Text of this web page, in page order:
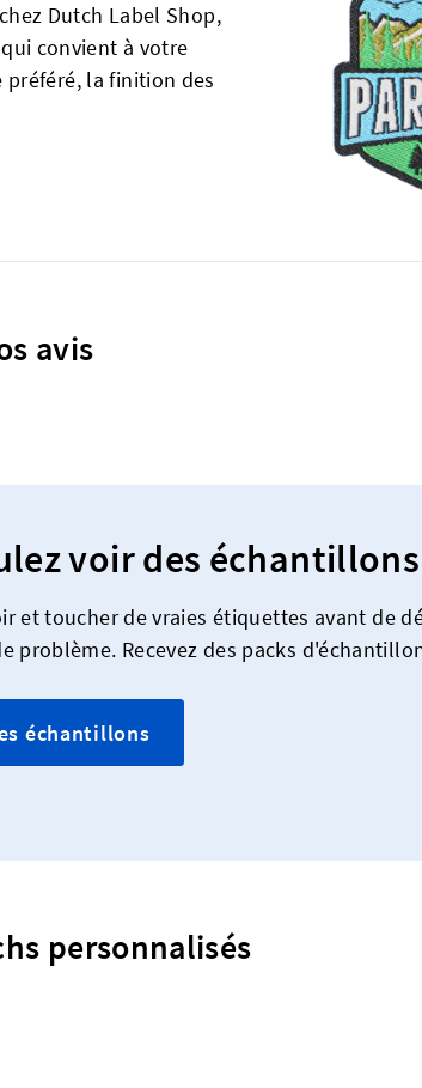
Dutch Label Shop,
convient à votre
préféré, la finition des
avis
voir des échantillons
et toucher de vraies étiquettes avant de
problème. Recevez des packs
échantillons
personnalisés